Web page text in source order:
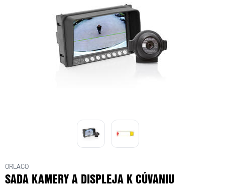
ORLACO
SADA KAMERY A DISPLEJA K CÚVANIU